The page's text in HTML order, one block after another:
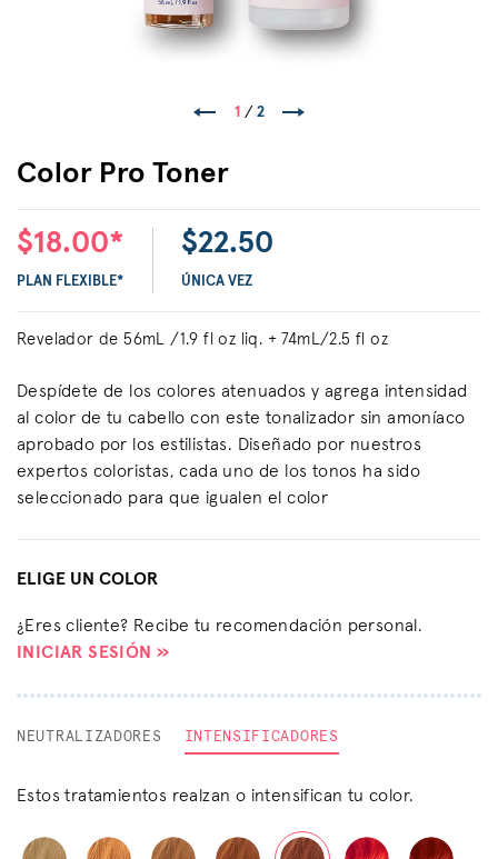
1 / 2
Color Pro Toner
$18.00*
PLAN FLEXIBLE*
$22.50
ÚNICA VEZ
Revelador de 56mL /1.9 fl oz liq. + 74mL/2.5 fl oz
Despídete de los colores atenuados y agrega intensidad
al color de tu cabello con este tonalizador sin amoníaco
aprobado por los estilistas. Diseñado por nuestros
expertos coloristas, cada uno de los tonos ha sido
seleccionado para que igualen el color
ELIGE UN COLOR
¿Eres cliente? Recibe tu recomendación personal.
INICIAR SESIÓN »
NEUTRALIZADORES INTENSIFICADORES
Estos tratamientos realzan o intensifican tu color.